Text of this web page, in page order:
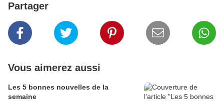
Partager
Vous aimerez aussi
Les 5 bonnes nouvelles de la
semaine